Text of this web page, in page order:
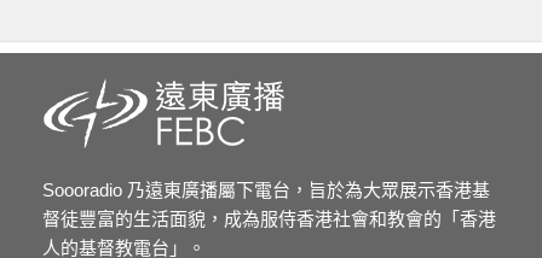
Soooradio 乃遠東廣播屬下電台，旨於為大眾展示香港基
督徒豐富的生活面貌，成為服侍香港社會和教會的「香港
人的基督教電台」。